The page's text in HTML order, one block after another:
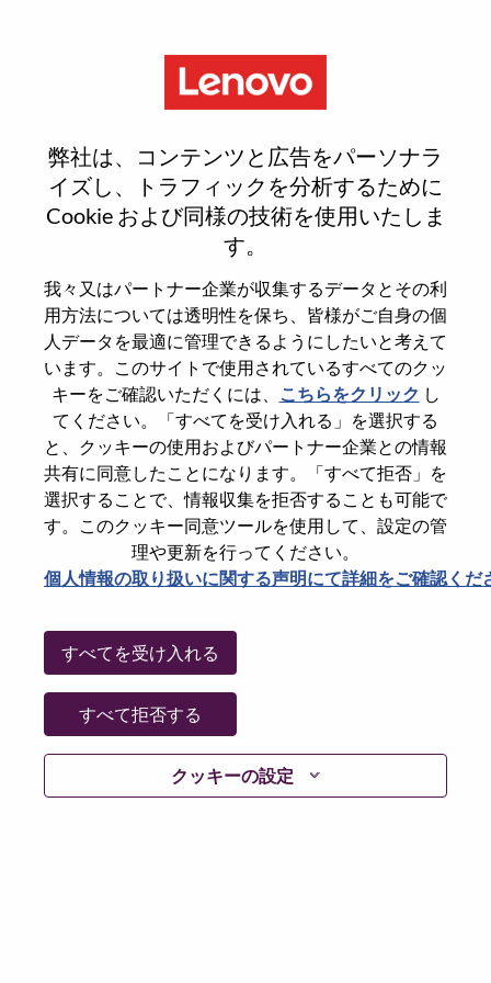
弊社は、コンテンツと広告をパーソナラ
イズし、トラフィックを分析するために
Cookie および同様の技術を使用いたしま
す。
我々又はパートナー企業が収集するデータとその利
用方法については透明性を保ち、皆様がご自身の個
人データを最適に管理できるようにしたいと考えて
います。このサイトで使用されているすべてのクッ
キーをご確認いただくには、
こちらをクリック し
てください。「すべてを受け入れる」を選択する
と、クッキーの使用およびパートナー企業との情報
共有に同意したことになります。「すべて拒否」を
選択することで、情報収集を拒否することも可能で
す。このクッキー同意ツールを使用して、設定の管
理や更新を行ってください。
個人情報の取り扱いに関する声明にて詳細をご確認くだ
クッキーの設定
すべてを受け入れる
すべて拒否する
Reset password
本当にパスワードをリセットします
Enter the email address associated with your
account, then click "Continue".
パスワードをリセットするためにリンクを
emailに送ります
パスワードをリセットください
E-mail*
Go Back
Lenovo.com